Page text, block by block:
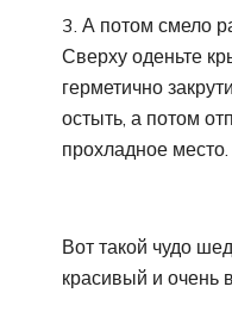
3. А потом смело
Сверху оденьте
герметично
остыть, а потом
прохладное
Вот такой чудо
красивый и очень